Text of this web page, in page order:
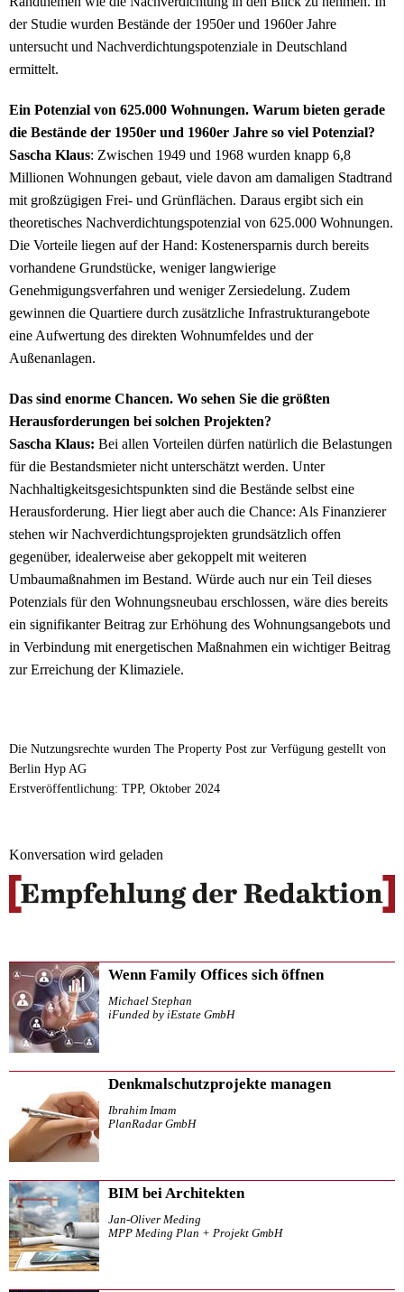
der Studie wurden Bestände der 1950er und 1960er Jahre
untersucht und Nachverdichtungspotenziale in Deutschland
ermittelt.
Ein Potenzial von 625.000 Wohnungen. Warum bieten gerade
die Bestände der 1950er und 1960er Jahre so viel Potenzial?
Sascha Klaus: Zwischen 1949 und 1968 wurden knapp 6,8
Millionen Wohnungen gebaut, viele davon am damaligen Stadtrand
mit großzügigen Frei- und Grünflächen. Daraus ergibt sich ein
theoretisches Nachverdichtungspotenzial von 625.000 Wohnungen.
Die Vorteile liegen auf der Hand: Kostenersparnis durch bereits
vorhandene Grundstücke, weniger langwierige
Genehmigungsverfahren und weniger Zersiedelung. Zudem
gewinnen die Quartiere durch zusätzliche Infrastrukturangebote
eine Aufwertung des direkten Wohnumfeldes und der
Außenanlagen.
Das sind enorme Chancen. Wo sehen Sie die größten
Herausforderungen bei solchen Projekten?
Sascha Klaus: Bei allen Vorteilen dürfen natürlich die Belastungen
für die Bestandsmieter nicht unterschätzt werden. Unter
Nachhaltigkeitsgesichtspunkten sind die Bestände selbst eine
Herausforderung. Hier liegt aber auch die Chance: Als Finanzierer
stehen wir Nachverdichtungsprojekten grundsätzlich offen
gegenüber, idealerweise aber gekoppelt mit weiteren
Umbaumaßnahmen im Bestand. Würde auch nur ein Teil dieses
Potenzials für den Wohnungsneubau erschlossen, wäre dies bereits
ein signifikanter Beitrag zur Erhöhung des Wohnungsangebots und
in Verbindung mit energetischen Maßnahmen ein wichtiger Beitrag
zur Erreichung der Klimaziele.
Die Nutzungsrechte wurden The Property Post zur Verfügung gestellt von
Berlin Hyp AG
Erstveröffentlichung: TPP, Oktober 2024
Konversation wird geladen
Wenn Family Offices sich öffnen
Michael Stephan
iFunded by iEstate GmbH
Denkmalschutzprojekte managen
Ibrahim Imam
PlanRadar GmbH
BIM bei Architekten
Jan-Oliver Meding
MPP Meding Plan + Projekt GmbH